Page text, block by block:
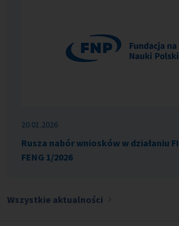
20.01.2026
Rusza nabór wniosków w działaniu
FENG 1/2026
Wszystkie aktualności